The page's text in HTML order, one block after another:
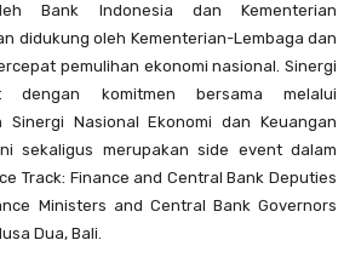
Bank Indonesia dan Kementerian
didukung oleh Kementerian-Lembaga dan
pemulihan ekonomi nasional. Sinergi
dengan komitmen bersama melalui
Sinergi Nasional Ekonomi dan Keuangan
sekaligus merupakan side event dalam
Track: Finance and Central Bank Deputies
Ministers and Central Bank Governors
Dua, Bali.